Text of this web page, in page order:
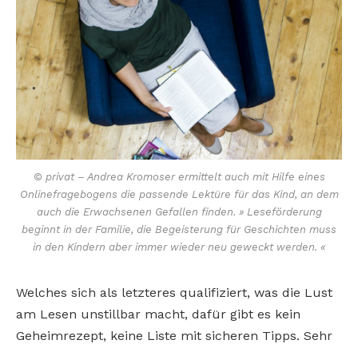
© privat – Andrea Kromoser ermittelt auch mit Hilfe eines
Onlinefragebogens die passende Lektüre für das Kind, an dem
auch die Erwachsenen Gefallen finden. » Leseförderung
beginnt in der Familie, die Begeisterung für Geschichten muss
in den Kindern aber immer wieder neu geweckt werden. «
Welches sich als letzteres qualifiziert, was die Lust
am Lesen unstillbar macht, dafür gibt es kein
Geheimrezept, keine Liste mit sicheren Tipps. Sehr